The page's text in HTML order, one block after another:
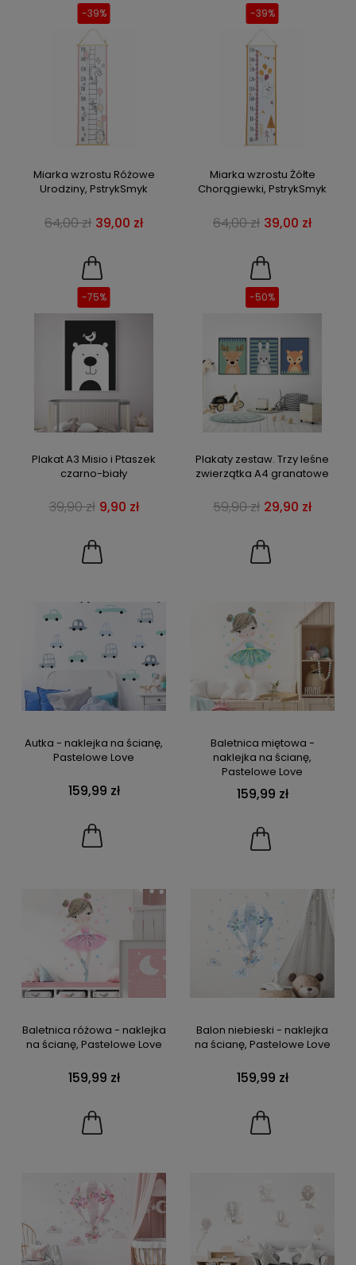
Miarka wzrostu Różowe
Urodziny, PstrykSmyk
64,00 zł 39,00 zł
-39%
Miarka wzrostu Żółte
Chorągiewki, PstrykSmyk
64,00 zł 39,00 zł
-39%
Plakat A3 Misio i Ptaszek
czarno-biały
39,90 zł 9,90 zł
-75%
Plakaty zestaw. Trzy leśne
zwierzątka A4 granatowe
59,90 zł 29,90 zł
-50%
Autka - naklejka na ścianę,
Pastelowe Love
159,99 zł
Baletnica miętowa -
naklejka na ścianę,
Pastelowe Love
159,99 zł
Baletnica różowa - naklejka
na ścianę, Pastelowe Love
159,99 zł
Balon niebieski - naklejka
na ścianę, Pastelowe Love
159,99 zł